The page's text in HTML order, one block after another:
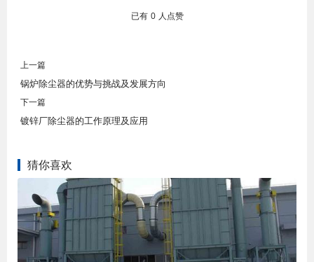
已有 0 人点赞
上一篇
锅炉除尘器的优势与挑战及发展方向
下一篇
镀锌厂除尘器的工作原理及应用
猜你喜欢